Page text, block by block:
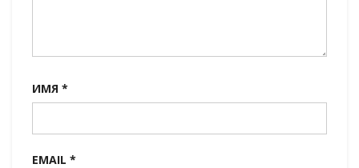
ИМЯ *
EMAIL *